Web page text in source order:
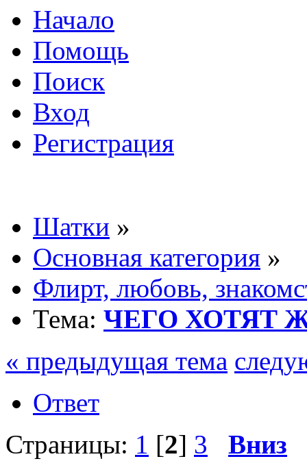
Начало
Помощь
Поиск
Вход
Регистрация
Шатки »
Основная категория »
Флирт, любовь,
Тема: ЧЕГО ХОТЯТ
« предыдущая тема
Ответ
Страницы: 1 [2] 3 Вниз